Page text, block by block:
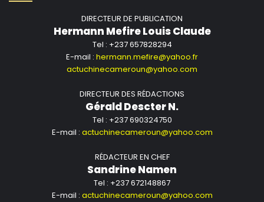
DIRECTEUR DE PUBLICATION
Hermann Mefire Louis Claude
Tel : +237 657828294
E-mail : hermann.mefire@yahoo.fr
actuchinecameroun@yahoo.com
DIRECTEUR DES RÉDACTIONS
Gérald Descter N.
Tel : +237 690324750
E-mail : actuchinecameroun@yahoo.com
RÉDACTEUR EN CHEF
Sandrine Namen
Tel : +237 672148867
E-mail : actuchinecameroun@yahoo.com